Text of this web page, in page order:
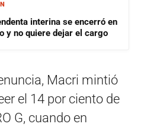
interina se encerró en
y no quiere dejar el cargo
Macri mintió
el 14 por ciento de
G, cuando en